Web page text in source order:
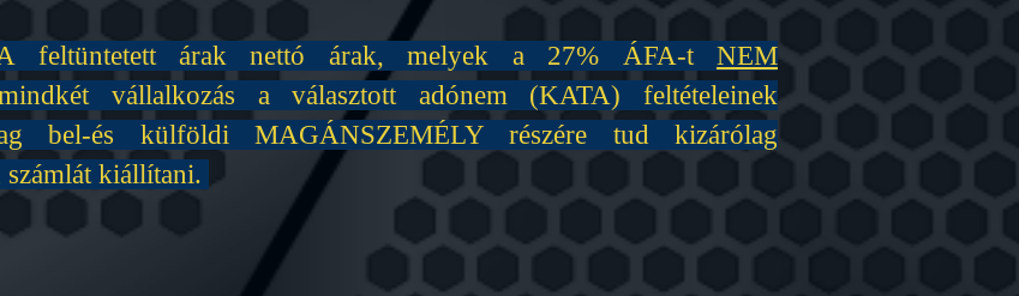
árak nettó árak, melyek a 27% ÁFA-t NEM
vállalkozás a választott adónem (KATA) feltételeinek
bel-és külföldi MAGÁNSZEMÉLY részére tud kizárólag
kiállítani.